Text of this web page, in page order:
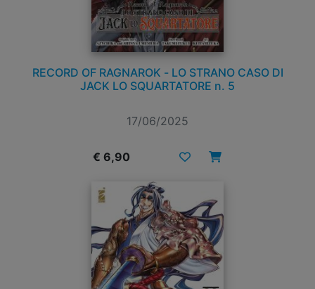
RECORD OF RAGNAROK - LO STRANO CASO DI
JACK LO SQUARTATORE n. 5
17/06/2025
€ 6,90